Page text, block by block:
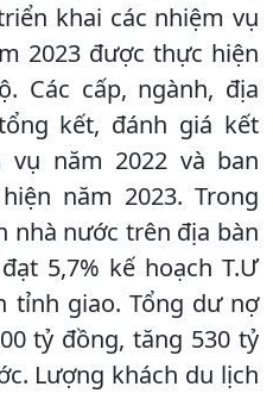
khai các nhiệm vụ
2023 được thực hiện
Các cấp, ngành, địa
kết, đánh giá kết
năm 2022 và ban
năm 2023. Trong
nhà nước trên địa bàn
5,7% kế hoạch T.Ư
tỉnh giao. Tổng dư nợ
tỷ đồng, tăng 530 tỷ
Lượng khách du lịch